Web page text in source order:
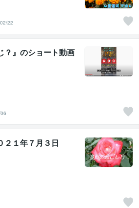
22
？』のショート動画
１年７月３日